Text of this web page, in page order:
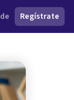
Regístrate